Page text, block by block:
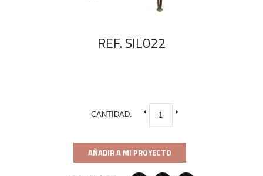
REF. SIL022
CANTIDAD:
AÑADIR A MI PROYECTO